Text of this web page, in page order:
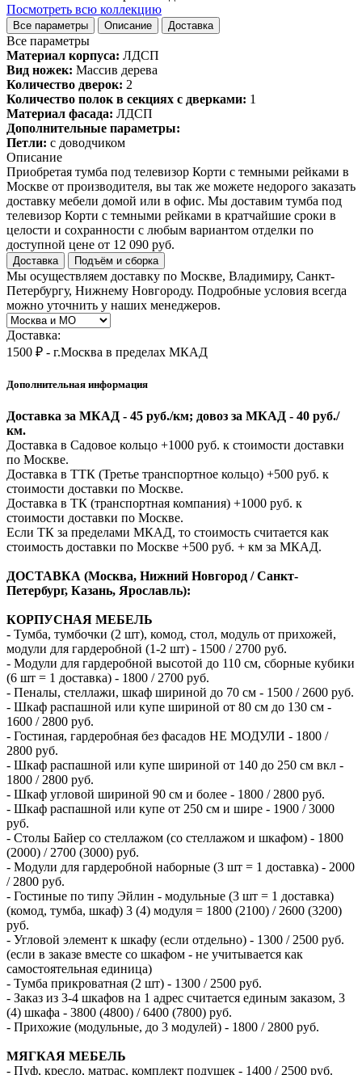
Посмотреть всю коллекцию
Все параметры Описание Доставка
Все параметры
Материал корпуса: ЛДСП
Вид ножек: Массив дерева
Количество дверок: 2
Количество полок в секциях с дверками: 1
Материал фасада: ЛДСП
Дополнительные параметры:
Петли: с доводчиком
Описание
Приобретая тумба под телевизор Корти с темными рейками в
Москве от производителя, вы так же можете недорого заказать
доставку мебели домой или в офис. Мы доставим тумба под
телевизор Корти с темными рейками в кратчайшие сроки в
целости и сохранности с любым вариантом отделки по
доступной цене от 12 090 руб.
Доставка Подъём и сборка
Мы осуществляем доставку по Москве, Владимиру, Санкт-
Петербургу, Нижнему Новгороду. Подробные условия всегда
можно уточнить у наших менеджеров.
Доставка:
1500 ₽ - г.Москва в пределах МКАД
Дополнительная информация
Доставка за МКАД - 45 руб./км; довоз за МКАД - 40 руб./
км.
Доставка в Садовое кольцо +1000 руб. к стоимости доставки
по Москве.
Доставка в ТТК (Третье транспортное кольцо) +500 руб. к
стоимости доставки по Москве.
Доставка в ТК (транспортная компания) +1000 руб. к
стоимости доставки по Москве.
Если ТК за пределами МКАД, то стоимость считается как
стоимость доставки по Москве +500 руб. + км за МКАД.
ДОСТАВКА (Москва, Нижний Новгород / Санкт-
Петербург, Казань, Ярославль):
КОРПУСНАЯ МЕБЕЛЬ
- Тумба, тумбочки (2 шт), комод, стол, модуль от прихожей,
модули для гардеробной (1-2 шт) - 1500 / 2700 руб.
- Модули для гардеробной высотой до 110 см, сборные кубики
(6 шт = 1 доставка) - 1800 / 2700 руб.
- Пеналы, стеллажи, шкаф шириной до 70 см - 1500 / 2600 руб.
- Шкаф распашной или купе шириной от 80 см до 130 см -
1600 / 2800 руб.
- Гостиная, гардеробная без фасадов НЕ МОДУЛИ - 1800 /
2800 руб.
- Шкаф распашной или купе шириной от 140 до 250 см вкл -
1800 / 2800 руб.
- Шкаф угловой шириной 90 см и более - 1800 / 2800 руб.
- Шкаф распашной или купе от 250 см и шире - 1900 / 3000
руб.
- Столы Байер со стеллажом (со стеллажом и шкафом) - 1800
(2000) / 2700 (3000) руб.
- Модули для гардеробной наборные (3 шт = 1 доставка) - 2000
/ 2800 руб.
- Гостиные по типу Эйлин - модульные (3 шт = 1 доставка)
(комод, тумба, шкаф) 3 (4) модуля = 1800 (2100) / 2600 (3200)
руб.
- Угловой элемент к шкафу (если отдельно) - 1300 / 2500 руб.
(если в заказе вместе со шкафом - не учитывается как
самостоятельная единица)
- Тумба прикроватная (2 шт) - 1300 / 2500 руб.
- Заказ из 3-4 шкафов на 1 адрес считается единым заказом, 3
(4) шкафа - 3800 (4800) / 6400 (7800) руб.
- Прихожие (модульные, до 3 модулей) - 1800 / 2800 руб.
МЯГКАЯ МЕБЕЛЬ
- Пуф, кресло, матрас, комплект подушек - 1400 / 2500 руб.